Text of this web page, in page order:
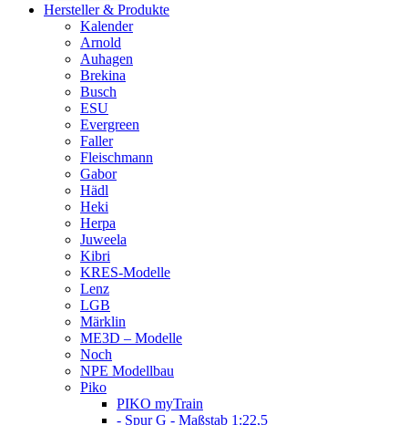
Hersteller & Produkte
Kalender
Arnold
Auhagen
Brekina
Busch
ESU
Evergreen
Faller
Fleischmann
Gabor
Hädl
Heki
Herpa
Juweela
Kibri
KRES-Modelle
Lenz
LGB
Märklin
ME3D – Modelle
Noch
NPE Modellbau
Piko
PIKO myTrain
- Spur G - Maßstab 1:22,5